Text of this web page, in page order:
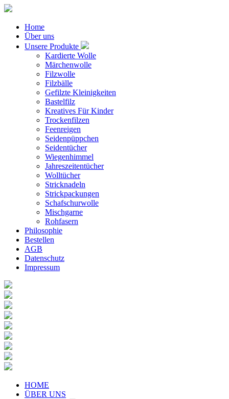
Home
Über uns
Unsere Produkte
Kardierte Wolle
Märchenwolle
Filzwolle
Filzbälle
Gefilzte Kleinigkeiten
Bastelfilz
Kreatives Für Kinder
Trockenfilzen
Feenreigen
Seidenpüppchen
Seidentücher
Wiegenhimmel
Jahreszeitentücher
Wolltücher
Stricknadeln
Strickpackungen
Schafschurwolle
Mischgarne
Rohfasern
Philosophie
Bestellen
AGB
Datenschutz
Impressum
HOME
ÜBER UNS